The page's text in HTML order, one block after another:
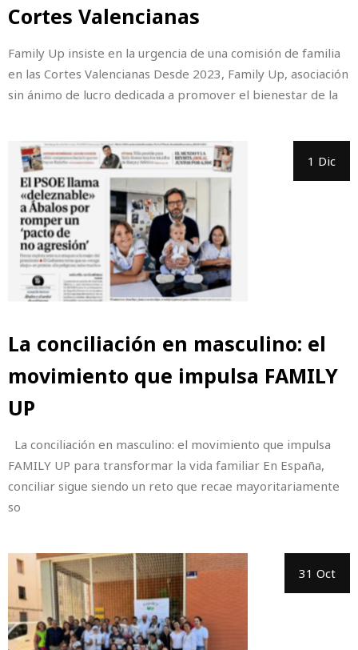
Cortes Valencianas
Family Up insiste en la urgencia de una comisión de familia
en las Cortes Valencianas Desde 2023, Family Up, asociación
sin ánimo de lucro dedicada a promover el bienestar de la
1 Dic
La conciliación en masculino: el
movimiento que impulsa FAMILY
UP
La conciliación en masculino: el movimiento que impulsa
FAMILY UP para transformar la vida familiar En España,
conciliar sigue siendo un reto que recae mayoritariamente
so
31 Oct